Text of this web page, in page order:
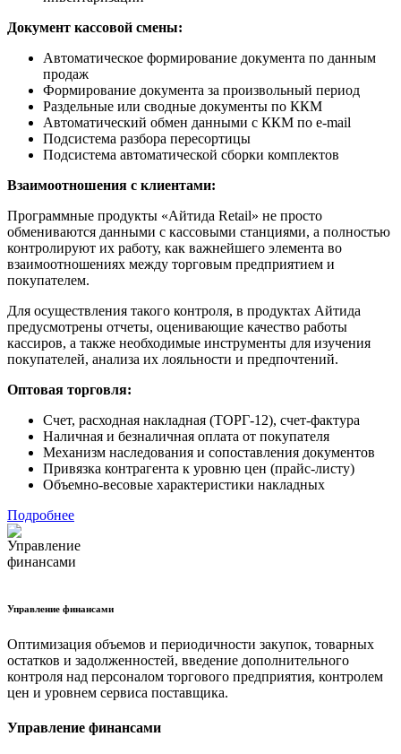
Документ кассовой смены:
Автоматическое формирование документа по данным
продаж
Формирование документа за произвольный период
Раздельные или сводные документы по ККМ
Автоматический обмен данными с ККМ по e-mail
Подсистема разбора пересортицы
Подсистема автоматической сборки комплектов
Взаимоотношения с клиентами:
Программные продукты «Айтида Retail» не просто
обмениваются данными с кассовыми станциями, а полностью
контролируют их работу, как важнейшего элемента во
взаимоотношениях между торговым предприятием и
покупателем.
Для осуществления такого контроля, в продуктах Айтида
предусмотрены отчеты, оценивающие качество работы
кассиров, а также необходимые инструменты для изучения
покупателей, анализа их лояльности и предпочтений.
Оптовая торговля:
Счет, расходная накладная (ТОРГ-12), счет-фактура
Наличная и безналичная оплата от покупателя
Механизм наследования и сопоставления документов
Привязка контрагента к уровню цен (прайс-листу)
Объемно-весовые характеристики накладных
Подробнее
Управление финансами
Оптимизация объемов и периодичности закупок, товарных
остатков и задолженностей, введение дополнительного
контроля над персоналом торгового предприятия, контролем
цен и уровнем сервиса поставщика.
Управление финансами